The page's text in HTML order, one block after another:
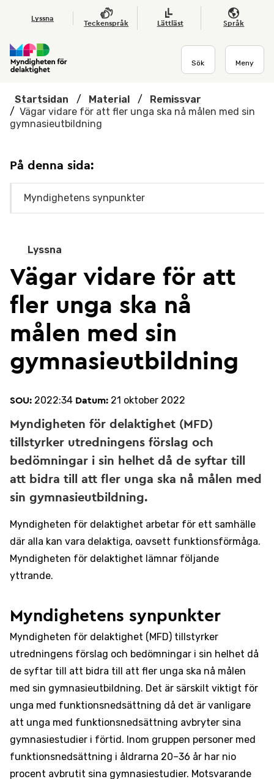
Hoppa till huvudmenyn
Lyssna
Teckenspråk Lättläst Språk
Sök Meny
Startsidan / Material /
Remissvar
/ Vägar vidare för att fler unga ska nå målen med sin
gymnasieutbildning
Lyssna
Vägar vidare för att
fler unga ska nå
målen med sin
gymnasieutbildning
SOU: 2022:34 Datum: 21 oktober 2022
Myndigheten för delaktighet (MFD)
tillstyrker utredningens förslag och
bedömningar i sin helhet då de syftar till
att bidra till att fler unga ska nå målen med
sin gymnasieutbildning.
Myndigheten för delaktighet arbetar för ett samhälle
där alla kan vara delaktiga, oavsett funktionsförmåga.
Myndigheten för delaktighet lämnar följande
yttrande.
Myndighetens synpunkter
Myndigheten för delaktighet (MFD) tillstyrker
utredningens förslag och bedömningar i sin helhet då
de syftar till att bidra till att fler unga ska nå målen
med sin gymnasieutbildning. Det är särskilt viktigt för
unga med funktionsnedsättning då det är vanligare
att unga med funktionsnedsättning avbryter sina
gymnasiestudier i förtid. Inom gruppen personer med
funktionsnedsättning i åldrarna 20–36 år har nio
procent avbrutit sina gymnasiestudier. Motsvarande
På denna sida:
Myndighetens synpunkter